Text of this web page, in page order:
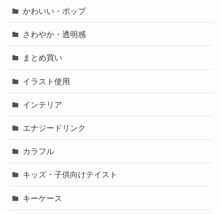
かわいい・ポップ
さわやか・透明感
まとめ買い
イラスト使用
インテリア
エナジードリンク
カラフル
キッズ・子供向けテイスト
キーケース